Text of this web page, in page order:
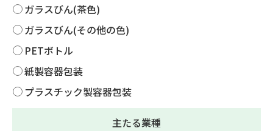
ガラスびん(茶色)
ガラスびん(その他の色)
PETボトル
紙製容器包装
プラスチック製容器包装
主たる業種